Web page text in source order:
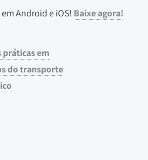
Android e iOS! Baixe agora!
práticas em
do transporte